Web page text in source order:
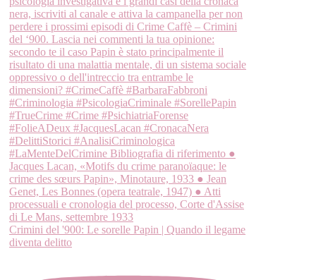
Crimini del '900: Le sorelle Papin | Quando il legame
diventa delitto